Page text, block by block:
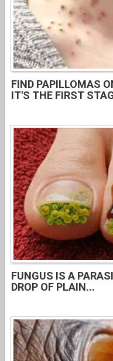
FIND PAPILLOMAS
IT'S THE FIRST
FUNGUS IS A
DROP OF PLAIN...